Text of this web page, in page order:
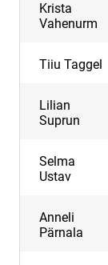
Krista
Vahenurm
Tiiu Taggel
Lilian
Suprun
Selma
Ustav
Anneli
Pärnala